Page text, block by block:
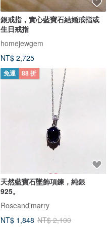
銀戒指，實心藍寶石結婚戒指或
生日戒指
homejewgem
NT$ 2,725
免運 88 折
天然藍寶石墜飾項鍊，純銀
925。
Roseand'marry
NT$ 1,848 NT$ 2,100